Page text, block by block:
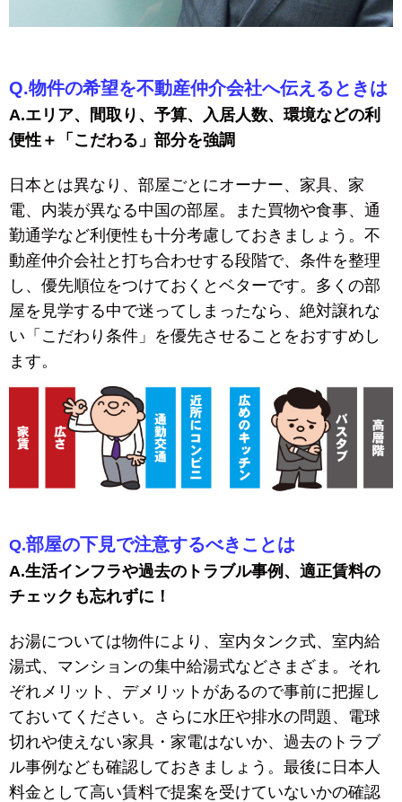
Q.物件の希望を不動産仲介会社へ伝えるときは
A.エリア、間取り、予算、入居人数、環境などの利
便性＋「こだわる」部分を強調
日本とは異なり、部屋ごとにオーナー、家具、家
電、内装が異なる中国の部屋。また買物や食事、通
勤通学など利便性も十分考慮しておきましょう。不
動産仲介会社と打ち合わせする段階で、条件を整理
し、優先順位をつけておくとベターです。多くの部
屋を見学する中で迷ってしまったなら、絶対譲れな
い「こだわり条件」を優先させることをおすすめし
ます。
Q.部屋の下見で注意するべきことは
A.生活インフラや過去のトラブル事例、適正賃料の
チェックも忘れずに！
お湯については物件により、室内タンク式、室内給
湯式、マンションの集中給湯式などさまざま。それ
ぞれメリット、デメリットがあるので事前に把握し
ておいてください。さらに水圧や排水の問題、電球
切れや使えない家具・家電はないか、過去のトラブ
ル事例なども確認しておきましょう。最後に日本人
料金として高い賃料で提案を受けていないかの確認